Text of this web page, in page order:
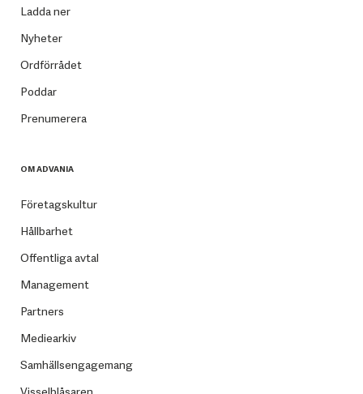
Ladda ner
Nyheter
Ordförrådet
Poddar
Prenumerera
OM ADVANIA
Företagskultur
Hållbarhet
Offentliga avtal
Management
Partners
Mediearkiv
Samhällsengagemang